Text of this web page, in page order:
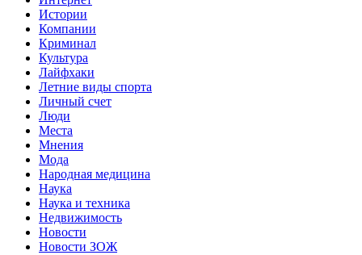
Истории
Компании
Криминал
Культура
Лайфхаки
Летние виды спорта
Личный счет
Люди
Места
Мнения
Мода
Народная медицина
Наука
Наука и техника
Недвижимость
Новости
Новости ЗОЖ